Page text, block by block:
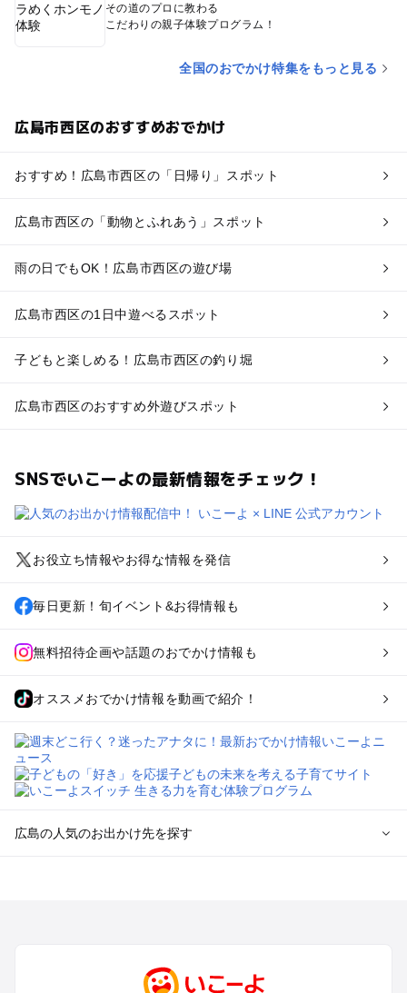
その道のプロに教わる
こだわりの親子体験プログラム！
全国のおでかけ特集をもっと見る
広島市西区のおすすめおでかけ
おすすめ！広島市西区の「日帰り」スポット
広島市西区の「動物とふれあう」スポット
雨の日でもOK！広島市西区の遊び場
広島市西区の1日中遊べるスポット
子どもと楽しめる！広島市西区の釣り堀
広島市西区のおすすめ外遊びスポット
SNSでいこーよの最新情報をチェック！
お役立ち情報やお得な情報を発信
毎日更新！旬イベント&お得情報も
無料招待企画や話題のおでかけ情報も
オススメおでかけ情報を動画で紹介！
広島の人気のお出かけ先を探す
三次・庄原・三段峡・世羅・芸北のプールお出かけ